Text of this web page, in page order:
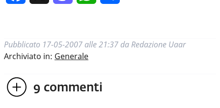
Pubblicato 17-05-2007 alle 21:37 da Redazione Uaar
Archiviato in: Generale
9 commenti